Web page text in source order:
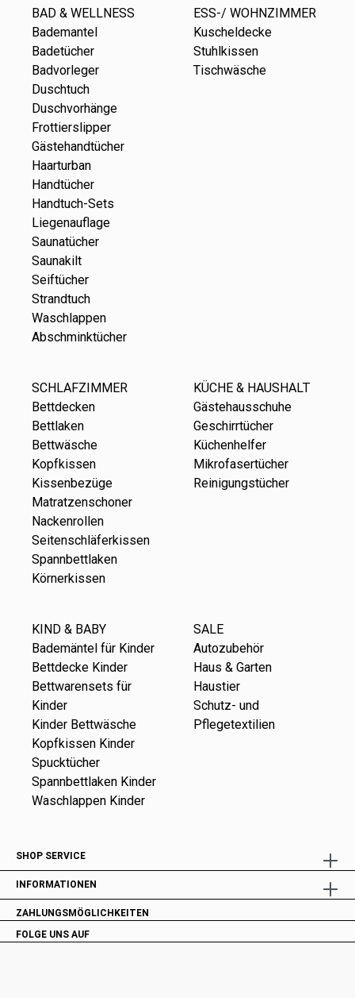
BAD & WELLNESS
Bademantel
Badetücher
Badvorleger
Duschtuch
Duschvorhänge
Frottierslipper
Gästehandtücher
Haarturban
Handtücher
Handtuch-Sets
Liegenauflage
Saunatücher
Saunakilt
Seiftücher
Strandtuch
Waschlappen
Abschminktücher
ESS-/ WOHNZIMMER
Kuscheldecke
Stuhlkissen
Tischwäsche
SCHLAFZIMMER
Bettdecken
Bettlaken
Bettwäsche
Kopfkissen
Kissenbezüge
Matratzenschoner
Nackenrollen
Seitenschläferkissen
Spannbettlaken
Körnerkissen
KÜCHE & HAUSHALT
Gästehausschuhe
Geschirrtücher
Küchenhelfer
Mikrofasertücher
Reinigungstücher
KIND & BABY
Bademäntel für Kinder
Bettdecke Kinder
Bettwarensets für
Kinder
Kinder Bettwäsche
Kopfkissen Kinder
Spucktücher
Spannbettlaken Kinder
Waschlappen Kinder
SALE
Autozubehör
Haus & Garten
Haustier
Schutz- und
Pflegetextilien
SHOP SERVICE
INFORMATIONEN
ZAHLUNGSMÖGLICHKEITEN
FOLGE UNS AUF